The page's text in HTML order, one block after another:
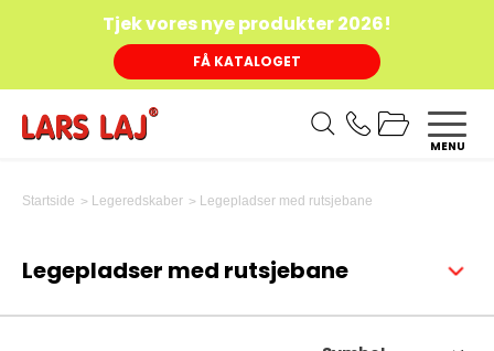
Tjek vores nye produkter 2026!
FÅ KATALOGET
MENU
Startside Legeredskaber Legepladser med rutsjebane
Legepladser med rutsjebane